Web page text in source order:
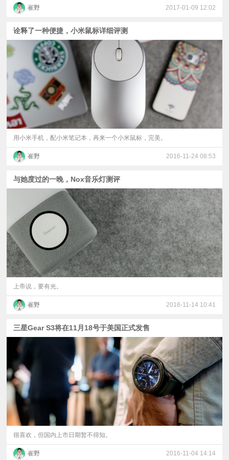
崔野 2017-01-09 12:02
诠释了一种便捷，小米鼠标详细评测
用小米手机，配小米笔记本，再来一个小米鼠标，完美。
崔野 2016-11-24 08:53
与她度过的一晚，Nox音乐灯测评
上帝说，要有光。
崔野 2016-11-14 10:41
三星Gear S3将在11月18号于美国正式发售
很喜欢，但国内上市日期暂不得知。
崔野 2016-11-04 14:14